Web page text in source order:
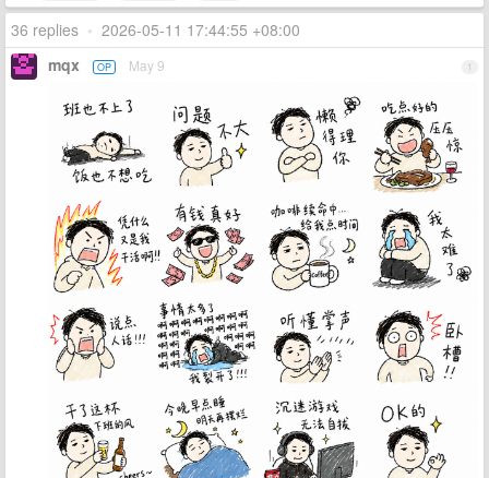
36 replies • 2026-05-11 17:44:55 +08:00
1
mqx OP May 9